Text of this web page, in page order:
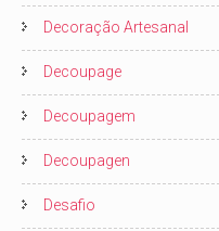
Decoração Artesanal
Decoupage
Decoupagem
Decoupagen
Desafio